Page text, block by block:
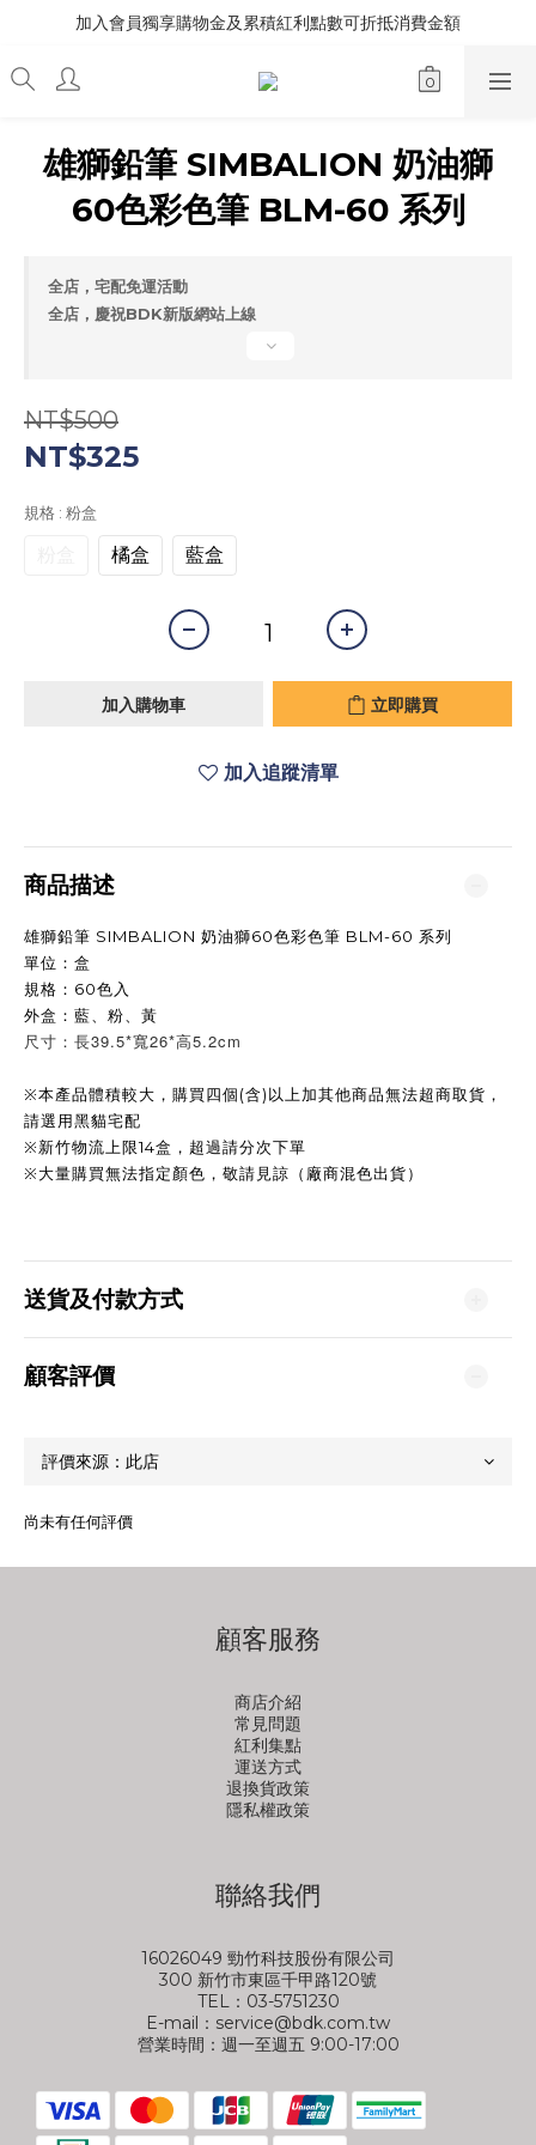
加入會員獨享購物金及累積紅利點數可折抵消費金額
雄獅鉛筆 SIMBALION 奶油獅
60色彩色筆 BLM-60 系列
全店，宅配免運活動
全店，慶祝BDK新版網站上線
NT$500
NT$325
規格 : 粉盒
橘盒 藍盒
加入購物車 立即購買
加入追蹤清單
商品描述
雄獅鉛筆 SIMBALION 奶油獅60色彩色筆 BLM-60 系列
單位：盒
規格：60色入
外盒：藍、粉、黃
尺寸：長39.5*寬26*高5.2cm
※本產品體積較大，購買四個(含)以上加其他商品無法超商取貨，
請選用黑貓宅配
※新竹物流上限14盒，超過請分次下單
※大量購買無法指定顏色，敬請見諒（廠商混色出貨）
送貨及付款方式
顧客評價
尚未有任何評價
顧客服務
商店介紹
常見問題
紅利集點
運送方式
退換貨政策
隱私權政策
聯絡我們
16026049 勁竹科技股份有限公司
300 新竹市東區千甲路120號
TEL：03-5751230
E-mail：service@bdk.com.tw
營業時間：週一至週五 9:00-17:00